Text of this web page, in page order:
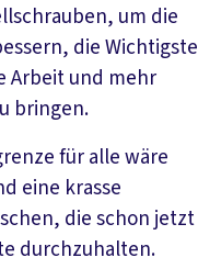
um die
die Wichtigste
Arbeit und mehr
bringen.
für alle wäre
eine krasse
die schon jetzt
durchzuhalten.